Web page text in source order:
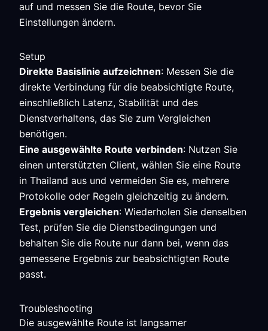
auf und messen Sie die Route, bevor Sie
Einstellungen ändern.
Setup
Direkte Basislinie aufzeichnen: Messen Sie die
direkte Verbindung für die beabsichtigte Route,
einschließlich Latenz, Stabilität und des
Dienstverhaltens, das Sie zum Vergleichen
benötigen.
Eine ausgewählte Route verbinden: Nutzen Sie
einen unterstützten Client, wählen Sie eine Route
in Thailand aus und vermeiden Sie es, mehrere
Protokolle oder Regeln gleichzeitig zu ändern.
Ergebnis vergleichen: Wiederholen Sie denselben
Test, prüfen Sie die Dienstbedingungen und
behalten Sie die Route nur dann bei, wenn das
gemessene Ergebnis zur beabsichtigten Route
passt.
Troubleshooting
Die ausgewählte Route ist langsamer